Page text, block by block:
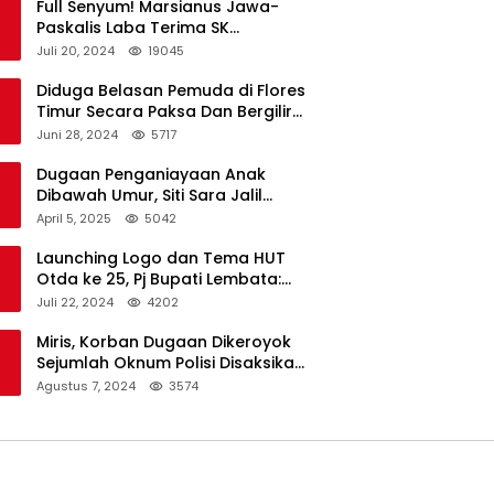
Full Senyum! Marsianus Jawa-
Paskalis Laba Terima SK
Dukungan Resmi Untuk Pilkada
Juli 20, 2024 19045
Diduga Belasan Pemuda di Flores
Timur Secara Paksa Dan Bergilir
Setubuhi Gadis di Bawah Umur
Juni 28, 2024 5717
Dugaan Penganiayaan Anak
Dibawah Umur, Siti Sara Jalil
Seorang Warga Desa Normal 1
April 5, 2025 5042
Launching Logo dan Tema HUT
Otda ke 25, Pj Bupati Lembata:
Tema ini Bukan Sekedar Refleksi
Juli 22, 2024 4202
Miris, Korban Dugaan Dikeroyok
Sejumlah Oknum Polisi Disaksikan
Istri
Agustus 7, 2024 3574